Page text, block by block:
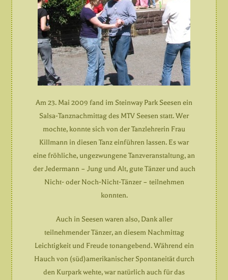
Am 23. Mai 2009 fand im Steinway Park Seesen ein
Salsa-Tanznachmittag des MTV Seesen statt. Wer
mochte, konnte sich von der Tanzlehrerin Frau
Killmann in diesen Tanz einführen lassen. Es war
eine fröhliche, ungezwungene Tanzveranstaltung, an
der Jedermann – Jung und Alt, gute Tänzer und auch
Nicht- oder Noch-Nicht-Tänzer – teilnehmen
konnten.
Auch in Seesen waren also, Dank aller
teilnehmender Tänzer, an diesem Nachmittag
Leichtigkeit und Freude tonangebend. Während ein
Hauch von (süd)amerikanischer Spontaneität durch
den Kurpark wehte, war natürlich auch für das